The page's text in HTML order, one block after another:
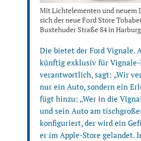
Mit Lichtelementen und neuem
sich der neue Ford Store
Buxtehuder Straße 84 in
Die bietet der Ford Vignale.
künftig exklusiv für Vignale-
verantwortlich, sagt: „Wir
nur ein Auto, sondern ein
fügt hinzu: „Wer in die
und sein Auto am
konfiguriert, der wird ein
er im Apple-Store gelandet.